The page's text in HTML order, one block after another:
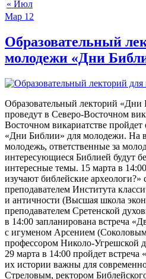
« Июл
Мар 12
Образовательный
молодежи «Дни
Образовательный лекторий
проведут в Северо-Восточном
Восточном викариатстве пройдет
«Дни Библии» для молодежи. На
молодежь, ответственные за
интересующиеся Библией будут
интересные темы. 15 марта в
изучают библейские
преподавателем Института
и античности (Высшая школа
преподавателем Сретенской
в 14:00 запланирована встреча
с игуменом Арсением
профессором Николо-Угрешской
29 марта в 14:00 пройдет
их истории важны для
Стреловым, ректором